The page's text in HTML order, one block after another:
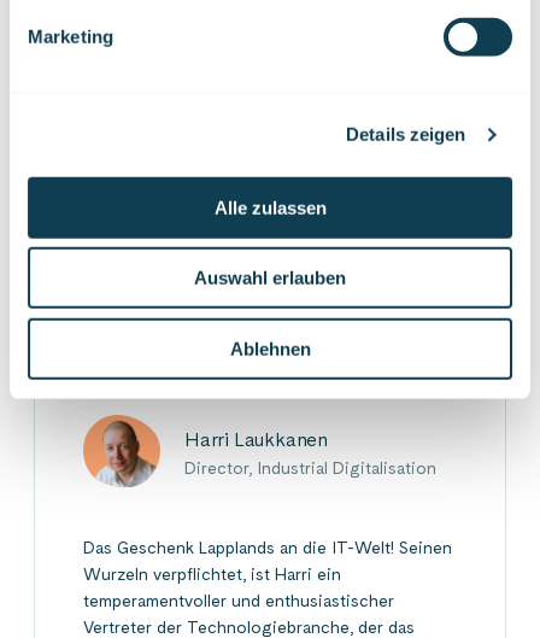
Marketing
Details zeigen
Alle zulassen
Auswahl erlauben
Ablehnen
Führungsebene verpflichten muss. Der Wandel selbst
kann in geordneter Weise umgesetzt werden, indem
Auf Linkedin
Auf X Auf Facebook
Harri Laukkanen
Director, Industrial Digitalisation
Das Geschenk Lapplands an die IT-Welt! Seinen
Wurzeln verpflichtet, ist Harri ein
temperamentvoller und enthusiastischer
Vertreter der Technologiebranche, der das